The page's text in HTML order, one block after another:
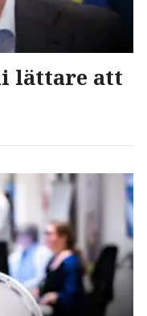
lättare att